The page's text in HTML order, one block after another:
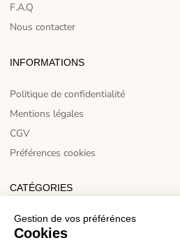
F.A.Q
Nous contacter
INFORMATIONS
Politique de confidentialité
Mentions légales
CGV
Préférences cookies
CATÉGORIES
Décoration
Luminaires